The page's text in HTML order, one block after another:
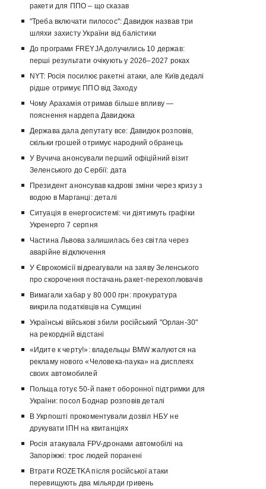
ракети для ППО – що сказав
"Треба включати пилосос": Давидюк назвав три
шляхи захисту України від балістики
До програми FREYJA долучились 10 держав:
перші результати очікують у 2026–2027 роках
NYT: Росія посилює ракетні атаки, але Київ дедалі
рідше отримує ППО від Заходу
Чому Арахамія отримав більше впливу —
пояснення нардепа Давидюка
Держава дала депутату все: Давидюк розповів,
скільки грошей отримує народний обранець
У Вучича анонсували перший офіційний візит
Зеленського до Сербії: дата
Президент анонсував кадрові зміни через кризу з
водою в Марганці: деталі
Ситуація в енергосистемі: чи діятимуть графіки
Укренерго 7 серпня
Частина Львова залишилась без світла через
аварійне відключення
У Єврокомісії відреагували на заяву Зеленського
про скорочення постачань ракет-перехоплювачів
Вимагали хабар у 80 000 грн: прокуратура
викрила податківців на Сумщині
Українські військові збили російський "Орлан-30"
на рекордній відстані
«Идите к черту!»: владельцы BMW жалуются на
рекламу нового «Человека-паука» на дисплеях
своих автомобилей
Польща готує 50-й пакет оборонної підтримки для
України: посол Боднар розповів деталі
В Укрпошті прокоментували дозвіл НБУ не
друкувати ІПН на квитанціях
Росія атакувала FPV-дронами автомобілі на
Запоріжжі: троє людей поранені
Втрати ROZETKA після російської атаки
перевищують два мільярди гривень